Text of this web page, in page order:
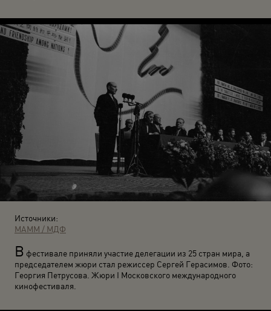
Источники:
МАММ / МДФ
В фестивале приняли участие делегации из 25 стран мира, а
председателем жюри стал режиссер Сергей Герасимов. Фото:
Георгия Петрусова. Жюри I Московского международного
кинофестиваля.